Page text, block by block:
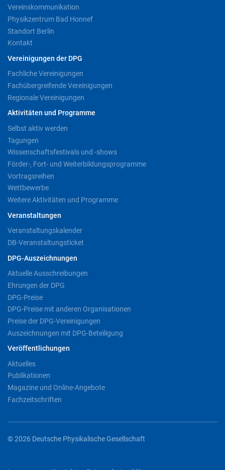
Vereinskommunikation
Physikzentrum Bad Honnef
Standort Berlin
Kontakt
Vereinigungen der DPG
Fachliche Vereinigungen
Fachübergreifende Vereinigungen
Regionale Vereinigungen
Aktivitäten und Programme
Selbst aktiv werden
Tagungen
Wissenschaftsfestivals und -shows
Förder-, Fort- und Weiterbildungsprogramme
Vortragsreihen
Wettbewerbe
Weitere Aktivitäten und Programme
Veranstaltungen
Veranstaltungskalender
DB-Veranstaltungsticket
DPG-Auszeichnungen
Aktuelle Ausschreibungen
Ehrungen der DPG
DPG-Preise
DPG-Preise mit anderen Organisationen
Preise der DPG-Vereinigungen
Auszeichnungen mit DPG-Beteiligung
Veröffentlichungen
Aktuelles
Publikationen
Magazine und Online-Angebote
Fachzeitschriften
© 2026 Deutsche Physikalische Gesellschaft